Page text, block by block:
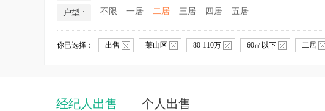
户型 : 不限 一居 二居 三居 四居 五居
你已选择： 出售 莱山区 80-110万 60㎡以下 二居
经纪人出售 个人出售